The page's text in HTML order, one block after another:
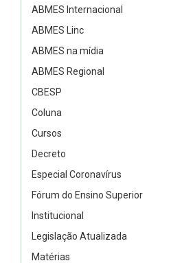
ABMES Internacional
ABMES Linc
ABMES na mídia
ABMES Regional
CBESP
Coluna
Cursos
Decreto
Especial Coronavírus
Fórum do Ensino Superior
Institucional
Legislação Atualizada
Matérias